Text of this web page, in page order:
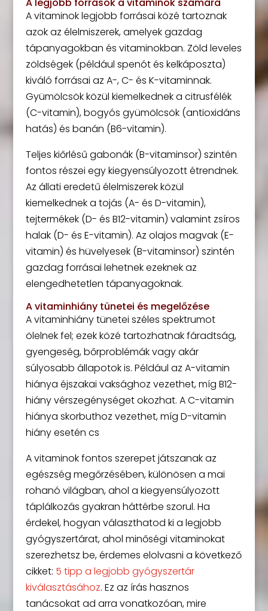
A vitaminok legjobb forrásai közé tartoznak
azok az élelmiszerek, amelyek gazdag
tápanyagokban és vitaminokban. Zöld leveles
zöldségek (például spenót és kelkáposzta)
kiváló forrásai az A-, C- és K-vitaminnak.
Gyümölcsök közül kiemelkednek a citrusfélék
(C-vitamin), bogyós gyümölcsök (antioxidáns
hatás) és banán (B6-vitamin).
Teljes kiőrlésű gabonák (B-vitaminsor) szintén
fontos részei egy kiegyensúlyozott étrendnek.
Az állati eredetű élelmiszerek közül
kiemelkednek a tojás (A- és D-vitamin),
tejtermékek (D- és B12-vitamin) valamint zsíros
halak (D- és E-vitamin). Az olajos magvak (E-
vitamin) és hüvelyesek (B-vitaminsor) szintén
gazdag forrásai lehetnek ezeknek az
elengedhetetlen tápanyagoknak.
A vitaminhiány tünetei és megelőzése
A vitaminhiány tünetei széles spektrumot
ölelnek fel; ezek közé tartozhatnak fáradtság,
gyengeség, bőrproblémák vagy akár
súlyosabb állapotok is. Például az A-vitamin
hiánya éjszakai vaksághoz vezethet, míg B12-
hiány vérszegénységet okozhat. A C-vitamin
hiánya skorbuthoz vezethet, míg D-vitamin
hiány esetén cs
A vitaminok fontos szerepet játszanak az
egészség megőrzésében, különösen a mai
rohanó világban, ahol a kiegyensúlyozott
táplálkozás gyakran háttérbe szorul. Ha
érdekel, hogyan választhatod ki a legjobb
gyógyszertárat, ahol minőségi vitaminokat
szerezhetsz be, érdemes elolvasni a következő
cikket: 5 tipp a legjobb gyógyszertár
kiválasztásához. Ez az írás hasznos
tanácsokat ad arra vonatkozóan, mire